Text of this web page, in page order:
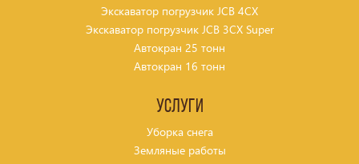
Экскаватор погрузчик JCB 4CX
Экскаватор погрузчик JCB 3CX Super
Автокран 25 тонн
Автокран 16 тонн
Услуги
Уборка снега
Земляные работы